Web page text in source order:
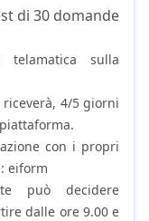
di 30 domande
telamatica sulla
4/5 giorni
con i propri
eiform
può decidere
dalle ore 9.00 e